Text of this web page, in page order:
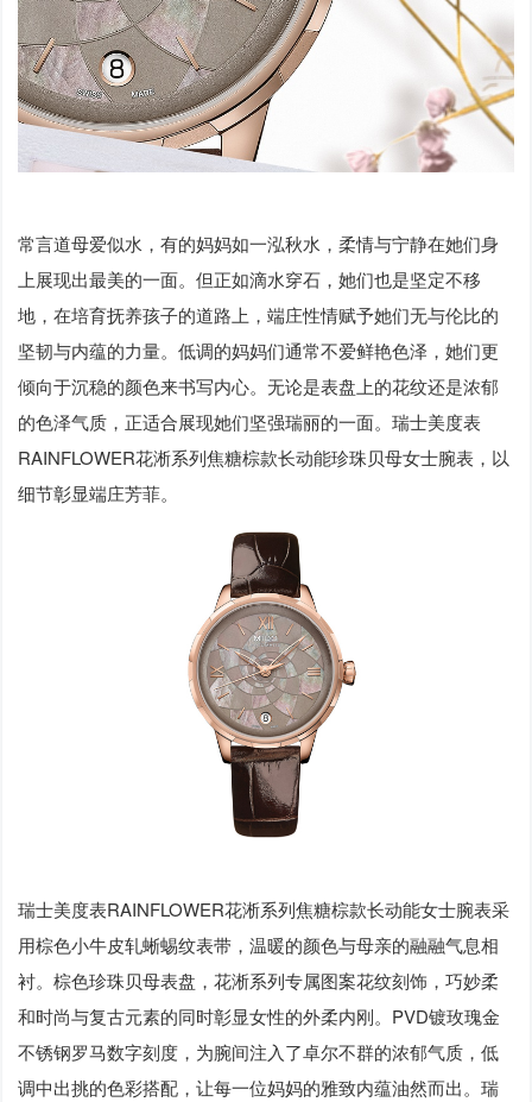
常言道母爱似水，有的妈妈如一泓秋水，柔情与宁静在她们身
上展现出最美的一面。但正如滴水穿石，她们也是坚定不移
地，在培育抚养孩子的道路上，端庄性情赋予她们无与伦比的
坚韧与内蕴的力量。低调的妈妈们通常不爱鲜艳色泽，她们更
倾向于沉稳的颜色来书写内心。无论是表盘上的花纹还是浓郁
的色泽气质，正适合展现她们坚强瑞丽的一面。瑞士美度表
RAINFLOWER花淅系列焦糖棕款长动能珍珠贝母女士腕表，以
细节彰显端庄芳菲。
瑞士美度表RAINFLOWER花淅系列焦糖棕款长动能女士腕表采
用棕色小牛皮轧蜥蜴纹表带，温暖的颜色与母亲的融融气息相
衬。棕色珍珠贝母表盘，花淅系列专属图案花纹刻饰，巧妙柔
和时尚与复古元素的同时彰显女性的外柔内刚。PVD镀玫瑰金
不锈钢罗马数字刻度，为腕间注入了卓尔不群的浓郁气质，低
调中出挑的色彩搭配，让每一位妈妈的雅致内蕴油然而出。瑞